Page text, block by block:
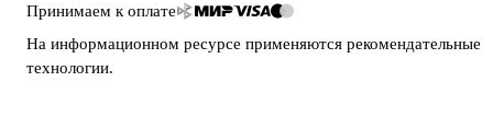
Принимаем к оплате
На информационном ресурсе применяются рекомендательные
технологии.